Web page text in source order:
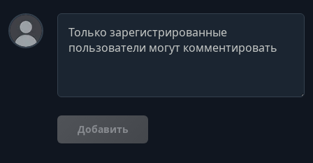
Комментарий
Добавить